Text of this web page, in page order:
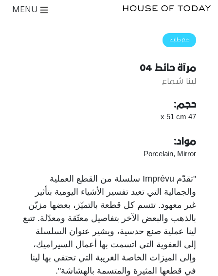
ضع طلبك
مرآة حائط 04
لينا شماع
حجم:
47 x 51 cm
مواد:
Porcelain, Mirror
"تقدّم Imprévu سلسلة من القطع العملية
والجمالية التي تعيد تفسير الأشياء اليومية بتأثير
غير معهود. تتسم كل قطعة بالتميّز، بعضها مزيّن
بالذهب والبعض الآخر بتفاصيل معتّقة ومعدّلة. تتبع
لينا عملية صنع حدسية، ويشير عنوان السلسلة
إلى العفوية التي اتسمت بها أعمال السيراميك،
وإلى الميزات الخاصة الغريبة التي تحتفي بها لينا
في قطعها المثيرة والمتسمة بالهشاشة".